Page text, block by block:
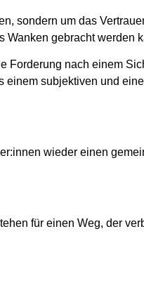
sondern um das
Wanken gebracht werden
Forderung nach einem
einem subjektiven und
wieder einen
für einen Weg, der